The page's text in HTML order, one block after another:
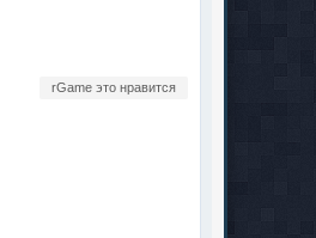
rGame это нравится